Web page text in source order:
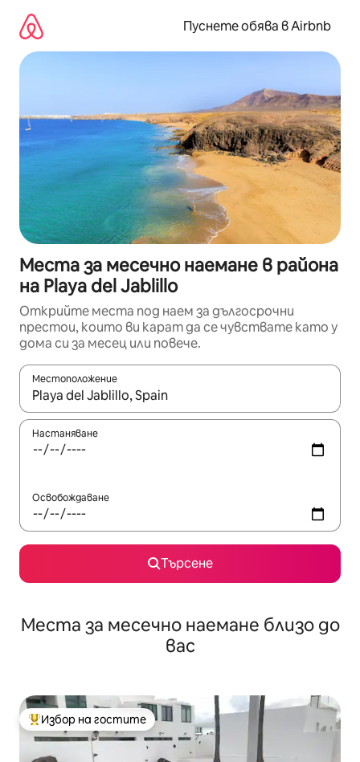
съдържанието
Пуснете обява в Airbnb
Места за месечно наемане в района
на Playa del Jablillo
Открийте места под наем за дългосрочни
престои, които ви карат да се чувствате като у
дома си за месец или повече.
Местоположение
Когато резултатите се покажат, използвайте
Настаняване
Освобождаване
Търсене
Места за месечно наемане близо до
вас
Най-популярен избор на гостите
Избор на гостите